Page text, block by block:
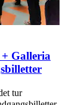
Galleria
tur